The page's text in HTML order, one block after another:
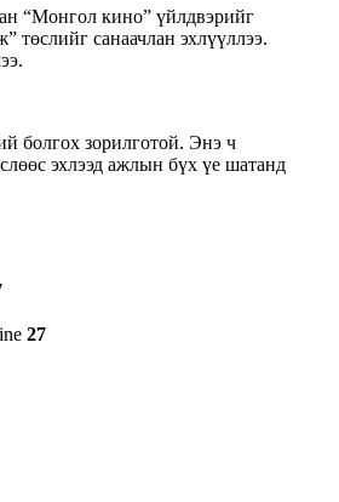
“Монгол кино” үйлдвэрийг
санаачлан эхлүүллээ.
болгох зорилготой. Энэ ч
эхлээд ажлын бүх үе шатанд
27